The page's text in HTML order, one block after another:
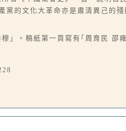
黨的文化大革命亦是肅清異己的
」。稿紙第一頁寫有｢周育民 邵